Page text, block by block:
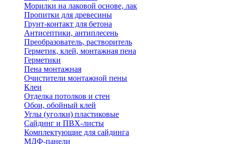
Морилки на лаковой основе, лак
Пропитки для древесины
Грунт-контакт для бетона
Антисептики, антиплесень
Преобразователь, растворитель
Герметик, клей, монтажная пена
Герметики
Пена монтажная
Очистители монтажной пены
Клеи
Отделка потолков и стен
Обои, обойный клей
Углы (уголки) пластиковые
Сайдинг и ПВХ-листы
Комплектующие для сайдинга
МДФ-панели